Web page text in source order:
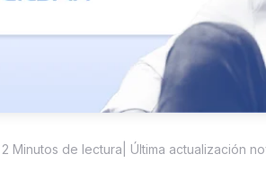
| 2 Minutos de lectura | Última actualización